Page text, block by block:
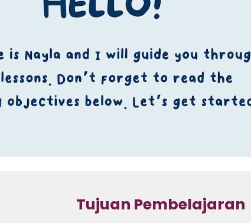
Tujuan Pembelajaran